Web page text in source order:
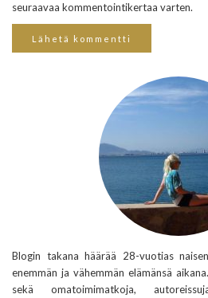
seuraavaa kommentointikertaa varten.
Blogin takana häärää 28-vuotias
enemmän ja vähemmän elämänsä
sekä omatoimimatkoja,